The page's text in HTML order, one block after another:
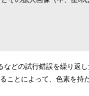
どの試行錯誤を繰り返
ことによって、色素を持